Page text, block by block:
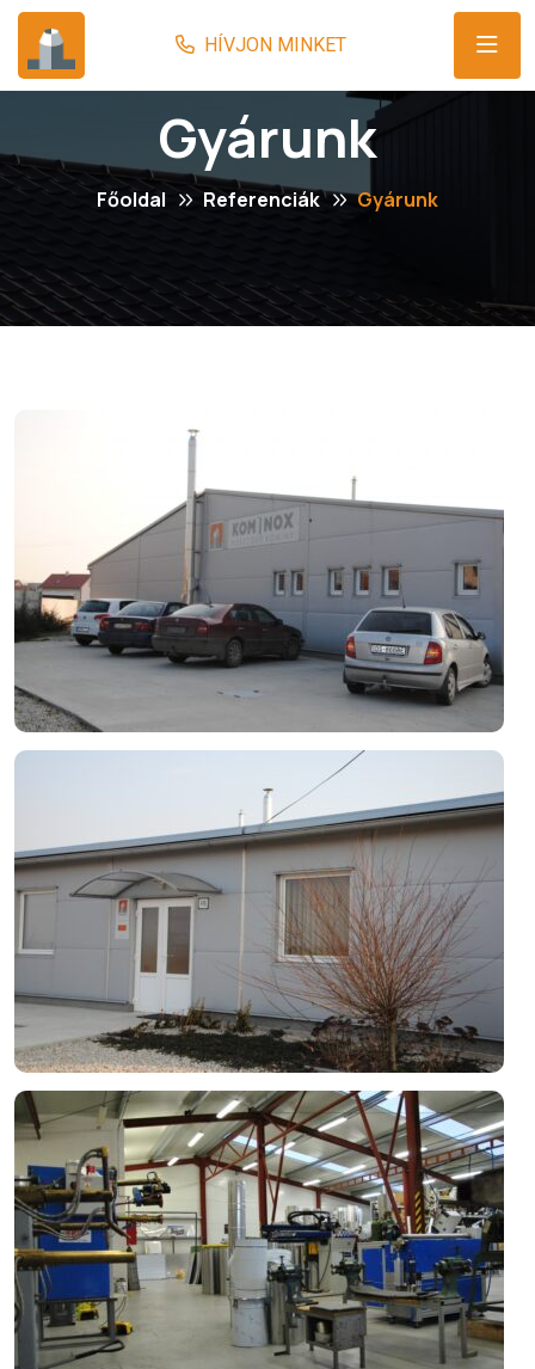
Gyárunk
Főoldal Referenciák Gyárunk